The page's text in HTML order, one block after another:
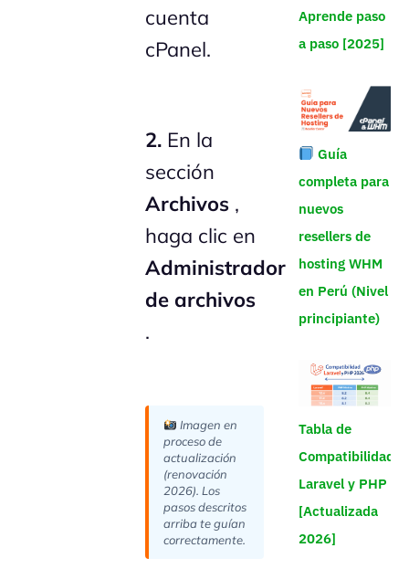
cuenta
cPanel.
2. En la
sección
Archivos ,
haga clic en
Administrador
de archivos
.
Imagen en
proceso de
actualización
(renovación
2026). Los
pasos descritos
arriba te guían
correctamente.
Aprende paso
a paso [2025]
Guía
completa para
nuevos
resellers de
hosting WHM
en Perú (Nivel
principiante)
Tabla de
Compatibilidad
Laravel y PHP
[Actualizada
2026]